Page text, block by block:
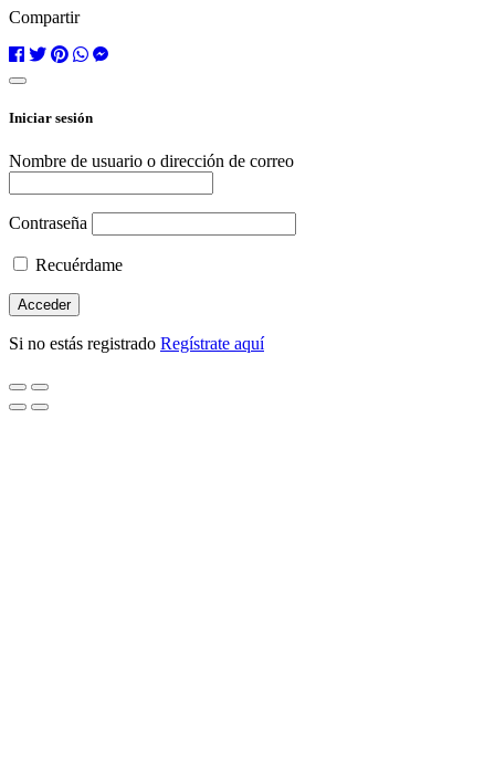
Compartir
Iniciar sesión
Nombre de usuario o dirección de correo
Contraseña
Recuérdame
Si no estás registrado Regístrate aquí